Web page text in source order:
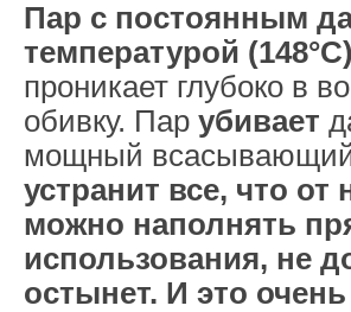
Пар с постоянным
температурой
проникает глубоко в
обивку. Пар убивает
мощный
устранит все, что
можно наполнять
использования, не
остынет. И это